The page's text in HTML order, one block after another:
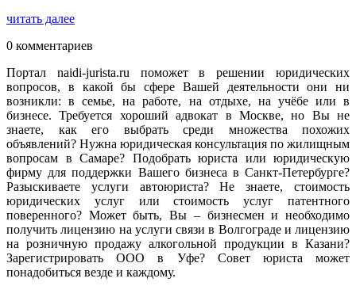
читать далее
0 комментариев
Портал naidi-jurista.ru поможет в решении юридических
вопросов, в какой бы сфере Вашей деятельности они ни
возникли: в семье, на работе, на отдыхе, на учёбе или в
бизнесе. Требуется хороший адвокат в Москве, но Вы не
знаете, как его выбрать среди множества похожих
объявлений? Нужна юридическая консультация по жилищным
вопросам в Самаре? Подобрать юриста или юридическую
фирму для поддержки Вашего бизнеса в Санкт-Петербурге?
Разыскиваете услуги автоюриста? Не знаете, стоимость
юридических услуг или стоимость услуг патентного
поверенного? Может быть, Вы – бизнесмен и необходимо
получить лицензию на услуги связи в Волгограде и лицензию
на розничную продажу алкогольной продукции в Казани?
Зарегистрировать ООО в Уфе? Совет юриста может
понадобиться везде и каждому.